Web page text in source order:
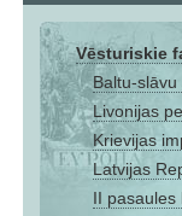
Vēsturiskie
Baltu-slāvu
Livonijas
Krievijas
Latvijas
II pasaules